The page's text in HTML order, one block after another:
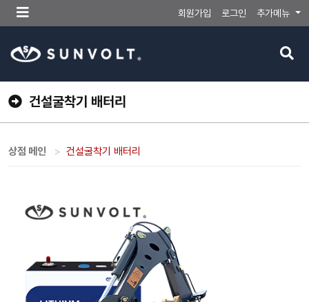
메
뉴
튼
회원가입 로그인 추가메뉴
검
버
건설굴착기 배터리
상점 메인 건설굴착기 배터리